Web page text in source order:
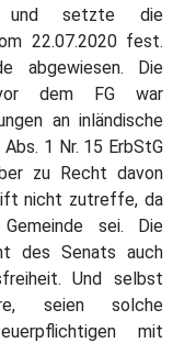
setzte die
22.07.2020 fest.
abgewiesen. Die
dem FG war
an inländische
1 Nr. 15 ErbStG
zu Recht davon
nicht zutreffe, da
sei. Die
des Senats auch
Und selbst
seien solche
mit